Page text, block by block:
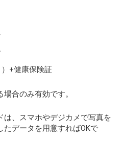
）+健康保険証
合のみ有効です。
は、スマホやデジカメで写真を
データを用意すればOKで